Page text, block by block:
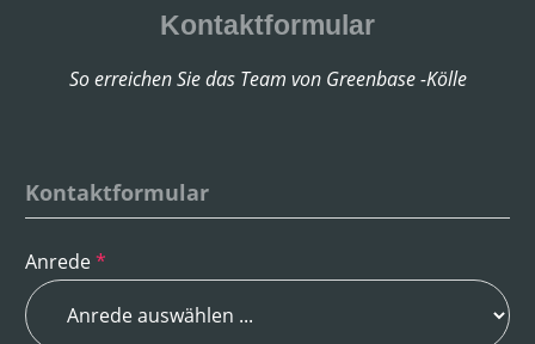
Kontaktformular
So erreichen Sie das Team von Greenbase -Kölle
Kontaktformular
Anrede*